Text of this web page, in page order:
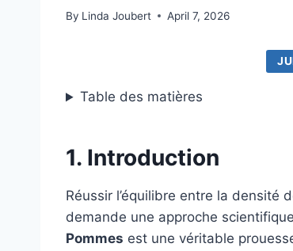
By Linda Joubert April 7, 2026
Table des matières
1. Introduction
Réussir l’équilibre entre la densité
demande une approche
Pommes est une véritable